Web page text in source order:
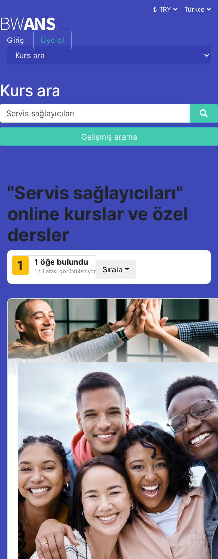
₺ TRY Türkçe
Giriş Üye ol
Kurs ara
Gelişmiş arama
"Servis sağlayıcıları"
online kurslar ve özel
dersler
1 1 öğe bulundu
1 / 1 arası görüntüleniyor Sırala